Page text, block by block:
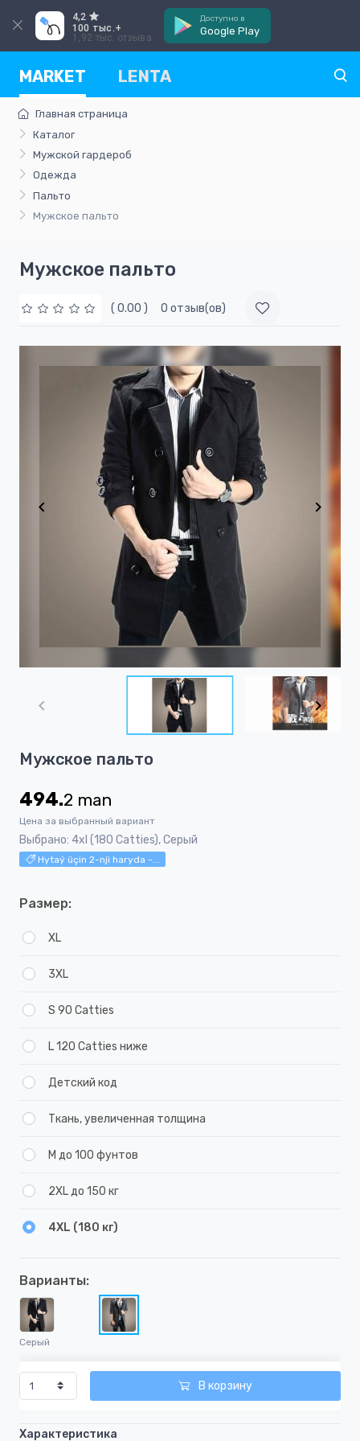
4,2
100 тыс.+
1,92 тыс. отзыва
Доступно в
Google Play
MARKET LENTA
Главная страница
Каталог
Мужской гардероб
Одежда
Пальто
Мужское пальто
Мужское пальто
( 0.00 ) 0 отзыв(ов)
1
4
Мужское пальто
494.2 man
Цена за выбранный вариант
Выбрано: 4xl (180 Catties), Серый
Hytaý üçin 2-nji haryda -...
Размер:
XL
3XL
S 90 Catties
L 120 Catties ниже
Детский код
Ткань, увеличенная толщина
М до 100 фунтов
2XL до 150 кг
4XL (180 кг)
Варианты:
Серый
В корзину
Характеристика